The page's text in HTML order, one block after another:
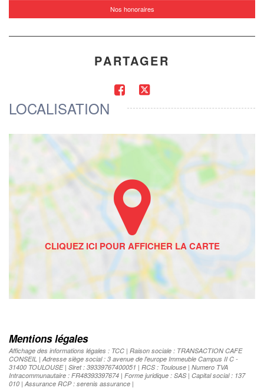
Nos honoraires
PARTAGER
LOCALISATION
Mentions légales
Affichage des informations légales : TCC | Raison sociale : TRANSACTION CAFE
CONSEIL | Adresse siège social : 3 avenue de l'europe Immeuble Campus II C -
31400 TOULOUSE | Siret : 39339767400051 | RCS : Toulouse | Numero TVA
Intracommunautaire : FR48393397674 | Forme juridique : SAS | Capital social : 137
010 | Assurance RCP : serenis assurance |